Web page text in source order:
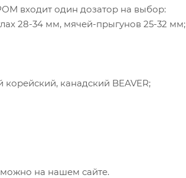
входит один дозатор на выбор:
28-34 мм, мячей-прыгунов 25-32 мм;
канадский BEAVER;
на нашем сайте.